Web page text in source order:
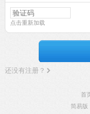
点击重新加载
还没有注册？
首
简易版